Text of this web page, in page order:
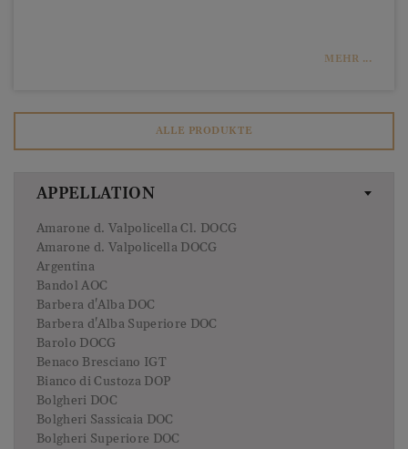
Weinkarten der Gourmetrestaurants zu schaffen. Kein
mit ihren Weinen.
MEHR ...
ALLE PRODUKTE
APPELLATION
Amarone d. Valpolicella Cl. DOCG
Amarone d. Valpolicella DOCG
Argentina
Bandol AOC
Barbera d'Alba DOC
Barbera d'Alba Superiore DOC
Barolo DOCG
Benaco Bresciano IGT
Bianco di Custoza DOP
Bolgheri DOC
Bolgheri Sassicaia DOC
Bolgheri Superiore DOC